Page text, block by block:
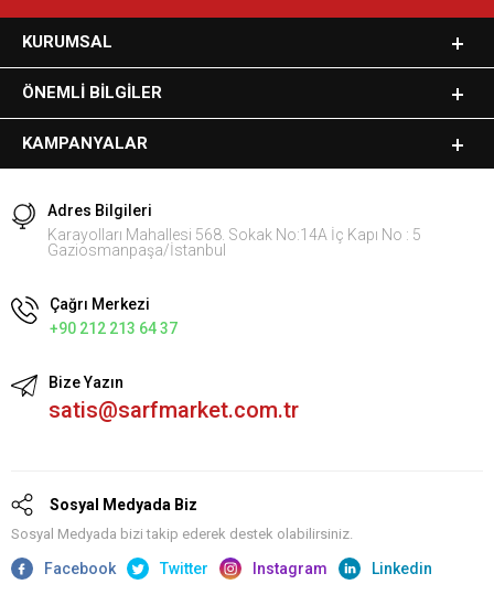
KURUMSAL
ÖNEMLI BILGILER
KAMPANYALAR
Adres Bilgileri
Karayolları Mahallesi 568. Sokak No:14A İç Kapı No : 5
Gaziosmanpaşa/İstanbul
Çağrı Merkezi
+90 212 213 64 37
Bize Yazın
satis@sarfmarket.com.tr
Sosyal Medyada Biz
Sosyal Medyada bizi takip ederek destek olabilirsiniz.
Facebook Twitter Instagram Linkedin